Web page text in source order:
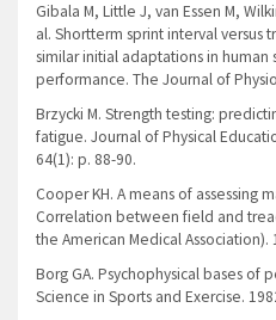
Gibala M, Little J, van Essen M,
al. Shortterm sprint interval versus
similar initial adaptations in human
performance. The Journal of
Brzycki M. Strength testing:
fatigue. Journal of Physical
64(1): p. 88-90.
Cooper KH. A means of assessing
Correlation between field and
the American Medical Association).
Borg GA. Psychophysical bases
Science in Sports and Exercise.